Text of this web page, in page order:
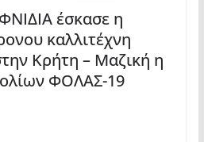
έσκασε η
καλλιτέχνη
Κρήτη – Μαζική η
ΦΟΛΑΣ-19